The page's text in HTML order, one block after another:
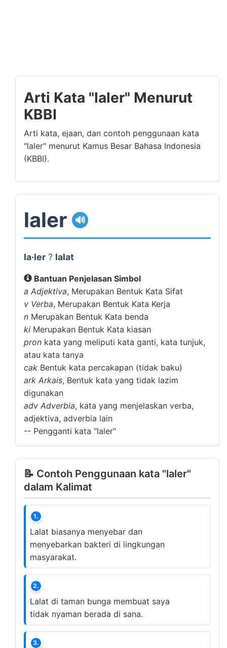
Arti Kata "laler" Menurut
KBBI
Arti kata, ejaan, dan contoh penggunaan kata
"laler" menurut Kamus Besar Bahasa Indonesia
(KBBI).
laler 🔊
la·ler ? lalat
Bantuan Penjelasan Simbol
a Adjektiva, Merupakan Bentuk Kata Sifat
v Verba, Merupakan Bentuk Kata Kerja
n Merupakan Bentuk Kata benda
ki Merupakan Bentuk Kata kiasan
pron kata yang meliputi kata ganti, kata tunjuk,
atau kata tanya
cak Bentuk kata percakapan (tidak baku)
ark Arkais, Bentuk kata yang tidak lazim
digunakan
adv Adverbia, kata yang menjelaskan verba,
adjektiva, adverbia lain
-- Pengganti kata "laler"
📝 Contoh Penggunaan kata "laler"
dalam Kalimat
1.
Lalat biasanya menyebar dan
menyebarkan bakteri di lingkungan
masyarakat.
2.
Lalat di taman bunga membuat saya
tidak nyaman berada di sana.
3.